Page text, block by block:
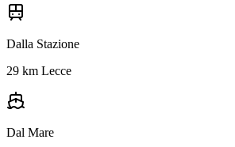
Dalla Stazione
29 km Lecce
Dal Mare